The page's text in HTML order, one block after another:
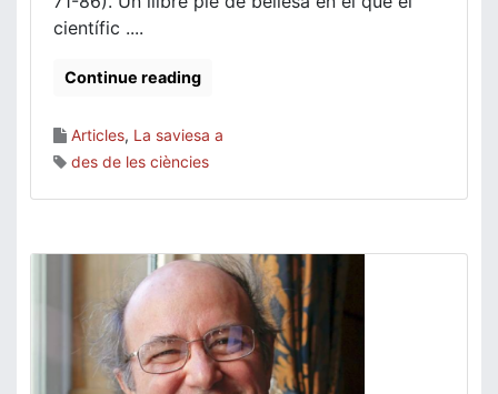
científic ....
Continue reading
Articles, La saviesa a
des de les ciències